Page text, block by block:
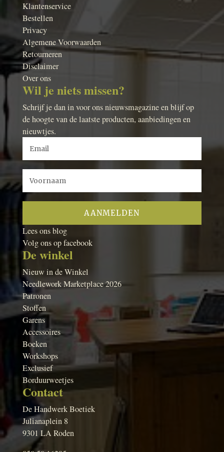
Klantenservice
Bestellen
Privacy
Algemene Voorwaarden
Retourneren
Disclaimer
Over ons
Wil je niets missen?
Schrijf je dan in voor ons nieuwsmagazine en blijf op
de hoogte van de laatste producten, aanbiedingen en
nieuwtjes.
Lees ons blog
Volg ons op facebook
De winkel
Nieuw in de Winkel
Needlework Marketplace 2026
Patronen
Stoffen
Garens
Accessoires
Boeken
Workshops
Exclusief
Borduurweetjes
Contact
De Handwerk Boetiek
Julianaplein 8
9301 LA Roden